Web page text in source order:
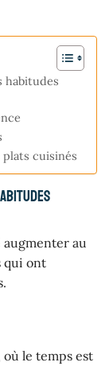
habitudes
cuisinés
au
qui ont
le temps est